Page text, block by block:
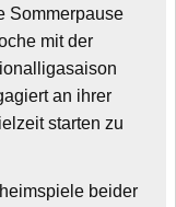
Sommerpause
mit der
an ihrer
starten zu
beider